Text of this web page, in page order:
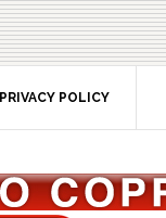
PRIVACY POLICY